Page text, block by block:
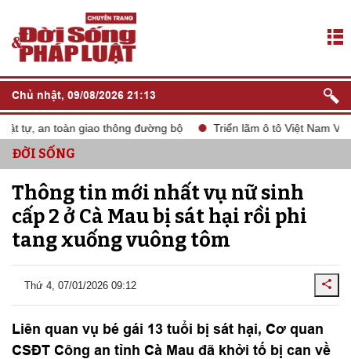
Chủ nhật, 09/08/2026 21:13
tự, an toàn giao thông đường bộ Triển lãm ô tô Việt Nam VMS
ĐỜI SỐNG
Thông tin mới nhất vụ nữ sinh
cấp 2 ở Cà Mau bị sát hại rồi phi
tang xuống vuông tôm
Thứ 4, 07/01/2026 09:12
Liên quan vụ bé gái 13 tuổi bị sát hại, Cơ quan
CSĐT Công an tỉnh Cà Mau đã khởi tố bị can về